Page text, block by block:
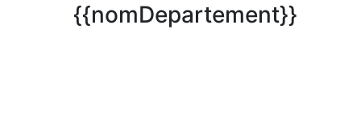
{{nomDepartement}}